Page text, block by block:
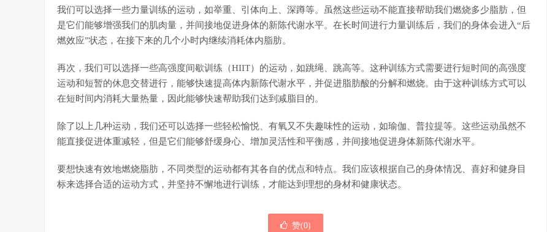
我们可以选择一些力量训练的运动，如举重、引体向上、深蹲等。虽然这些运动不能直接帮助我们燃烧多少脂肪，但
是它们能够增强我们的肌肉量，并间接地促进身体的新陈代谢水平。在长时间进行力量训练后，我们的身体会进入“后
燃效应”状态，在接下来的几个小时内继续消耗体内脂肪。
再次，我们可以选择一些高强度间歇训练（HIIT）的运动，如跳绳、跳高等。这种训练方式需要进行短时间的高强度
运动和短暂的休息交替进行，能够快速提高体内新陈代谢水平，并促进脂肪酸的分解和燃烧。由于这种训练方式可以
在短时间内消耗大量热量，因此能够快速帮助我们达到减脂目的。
除了以上几种运动，我们还可以选择一些轻松愉悦、有氧又不失趣味性的运动，如瑜伽、普拉提等。这些运动虽然不
能直接促进体重减轻，但是它们能够舒缓身心、增加灵活性和平衡感，并间接地促进身体新陈代谢水平。
要想快速有效地燃烧脂肪，不同类型的运动都有其各自的优点和特点。我们应该根据自己的身体情况、喜好和健身目
标来选择合适的运动方式，并坚持不懈地进行训练，才能达到理想的身材和健康状态。
赞(0)